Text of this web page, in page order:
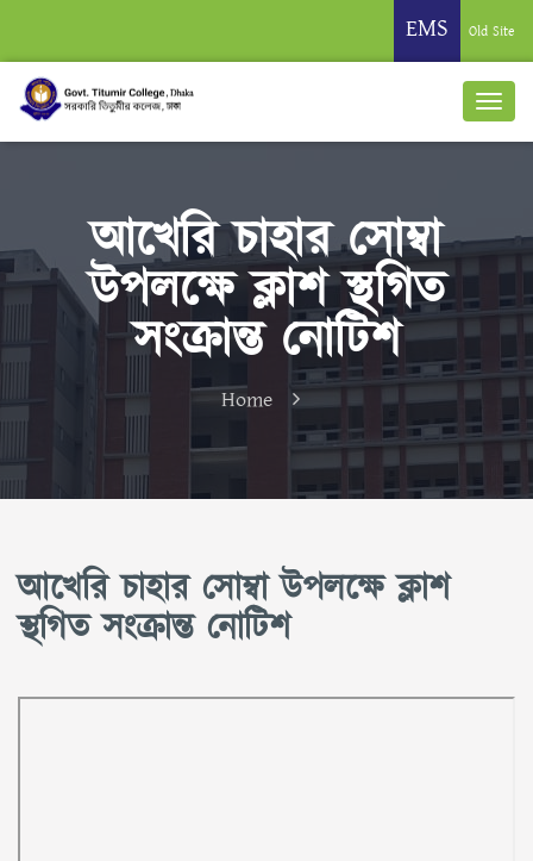
EMS Old Site
আখেরি চাহার সোম্বা
উপলক্ষে ক্লাশ স্থগিত
সংক্রান্ত নোটিশ
Home
আখেরি চাহার সোম্বা উপলক্ষে ক্লাশ
স্থগিত সংক্রান্ত নোটিশ